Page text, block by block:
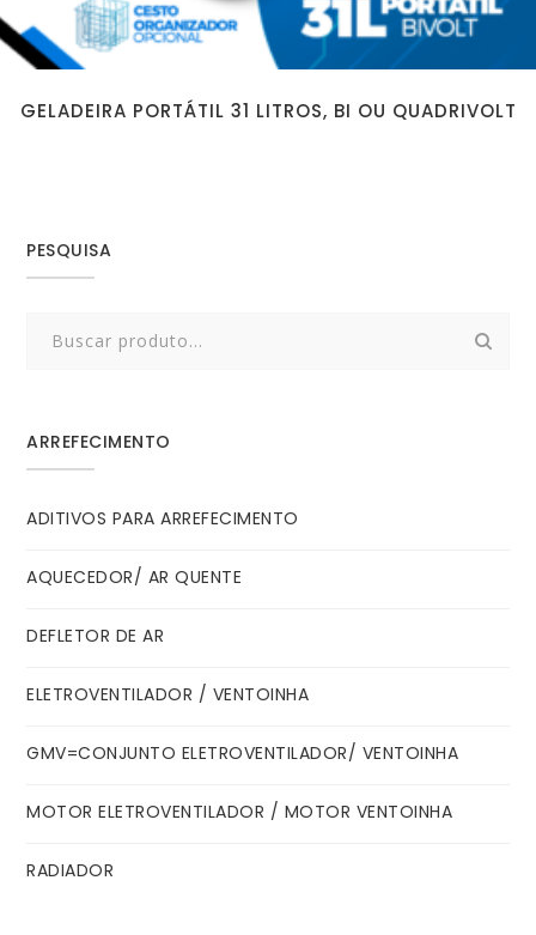
GELADEIRA PORTÁTIL 31 LITROS, BI OU QUADRIVOLT
PESQUISA
ARREFECIMENTO
ADITIVOS PARA ARREFECIMENTO
AQUECEDOR/ AR QUENTE
DEFLETOR DE AR
ELETROVENTILADOR / VENTOINHA
GMV=CONJUNTO ELETROVENTILADOR/ VENTOINHA
MOTOR ELETROVENTILADOR / MOTOR VENTOINHA
RADIADOR